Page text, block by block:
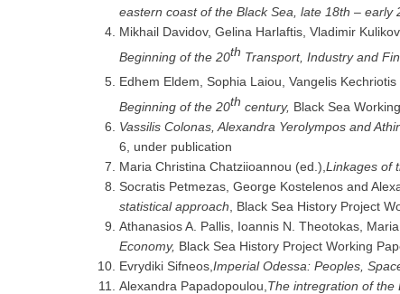
eastern coast of the Black Sea, late 18th – early
Mikhail Davidov, Gelina Harlaftis, Vladimir
Beginning of the 20th Transport, Industry and
Edhem Eldem, Sophia Laiou, Vangelis Kechriotis
Beginning of the 20th century, Black Sea
Vassilis Colonas, Alexandra Yerolympos and
6, under publication
Maria Christina Chatziioannou (ed.), Linkages of
Socratis Petmezas, George Kostelenos and
statistical approach , Black Sea History Project
Athanasios A. Pallis, Ioannis N. Theotokas,
Economy, Black Sea History Project Working
Evrydiki Sifneos, Imperial Odessa: Peoples,
Alexandra Papadopoulou, The intregration of the